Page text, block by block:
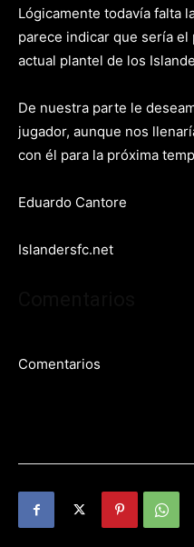
Lógicamente todavía falta
parece indicar que sería
actual plantel de los
De nuestra parte le
jugador, aunque nos
con él para la próxima
Eduardo Cantore
Islandersfc.net
Comentarios